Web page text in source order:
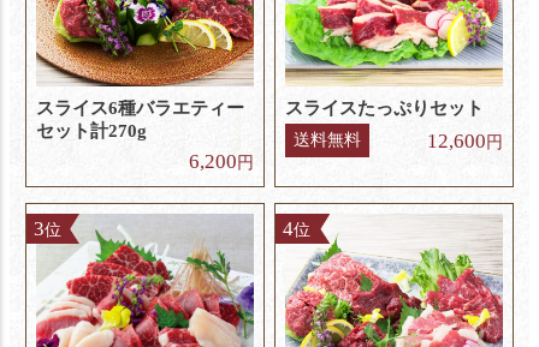
スライス6種バラエティー
セット計270g
6,200 円
スライスたっぷりセット
送料無料 12,600円
3位 4位